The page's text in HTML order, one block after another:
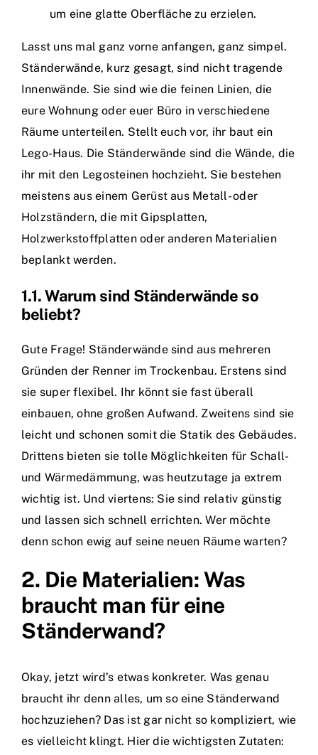
um eine glatte Oberfläche zu erzielen.
Lasst uns mal ganz vorne anfangen, ganz simpel.
Ständerwände, kurz gesagt, sind nicht tragende
Innenwände. Sie sind wie die feinen Linien, die
eure Wohnung oder euer Büro in verschiedene
Räume unterteilen. Stellt euch vor, ihr baut ein
Lego-Haus. Die Ständerwände sind die Wände, die
ihr mit den Legosteinen hochzieht. Sie bestehen
meistens aus einem Gerüst aus Metall- oder
Holzständern, die mit Gipsplatten,
Holzwerkstoffplatten oder anderen Materialien
beplankt werden.
1.1. Warum sind Ständerwände so
beliebt?
Gute Frage! Ständerwände sind aus mehreren
Gründen der Renner im Trockenbau. Erstens sind
sie super flexibel. Ihr könnt sie fast überall
einbauen, ohne großen Aufwand. Zweitens sind sie
leicht und schonen somit die Statik des Gebäudes.
Drittens bieten sie tolle Möglichkeiten für Schall-
und Wärmedämmung, was heutzutage ja extrem
wichtig ist. Und viertens: Sie sind relativ günstig
und lassen sich schnell errichten. Wer möchte
denn schon ewig auf seine neuen Räume warten?
2. Die Materialien: Was
braucht man für eine
Ständerwand?
Okay, jetzt wird’s etwas konkreter. Was genau
braucht ihr denn alles, um so eine Ständerwand
hochzuziehen? Das ist gar nicht so kompliziert, wie
es vielleicht klingt. Hier die wichtigsten Zutaten: